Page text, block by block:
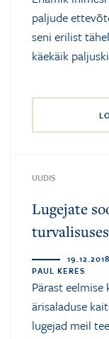
paljude
seni erilist
käekäik
UUDIS
Lugejate
19.12.2018
PAUL KERES
Pärast
ärisaladuse
lugejad meil